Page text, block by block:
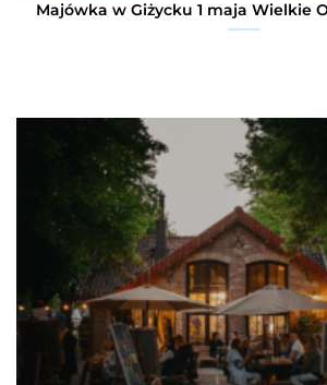
Majówka w Giżycku 1 maja Wielkie